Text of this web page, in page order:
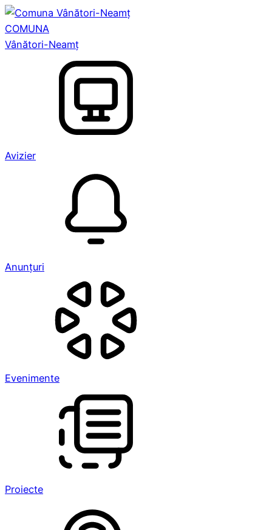
COMUNA
Vânători-Neamț
Avizier
Anunțuri
Evenimente
Proiecte